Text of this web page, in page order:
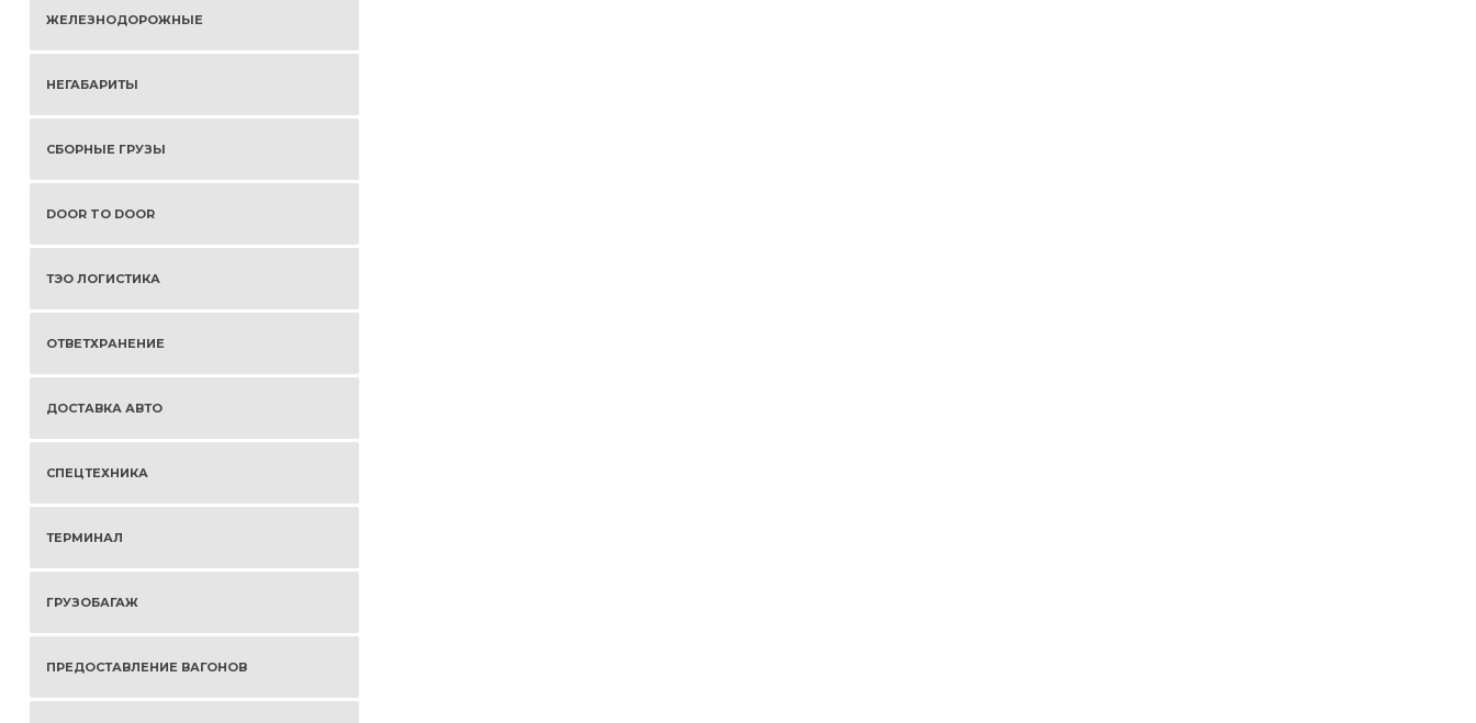
ЖЕЛЕЗНОДОРОЖНЫЕ
НЕГАБАРИТЫ
СБОРНЫЕ ГРУЗЫ
DOOR TO DOOR
ТЭО ЛОГИСТИКА
ОТВЕТХРАНЕНИЕ
ДОСТАВКА АВТО
СПЕЦТЕХНИКА
ТЕРМИНАЛ
ГРУЗОБАГАЖ
ПРЕДОСТАВЛЕНИЕ ВАГОНОВ